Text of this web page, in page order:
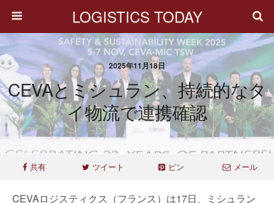
LOGISTICS TODAY
2025年11月18日
CEVAとミシュラン、持続的なタ
イ物流で連携確認
共有 ツイート ピン メール
CEVAロジスティクス（フランス）は17日、ミシュラン